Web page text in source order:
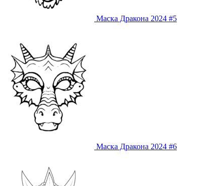
Маска Дракона 2024 #5
Маска Дракона 2024 #6